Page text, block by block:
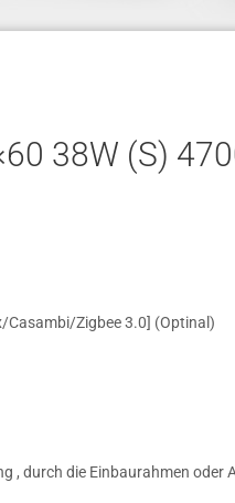
38W (S)
Casambi/Zigbee 3.0] (Optinal)
, durch die Einbaurahmen oder